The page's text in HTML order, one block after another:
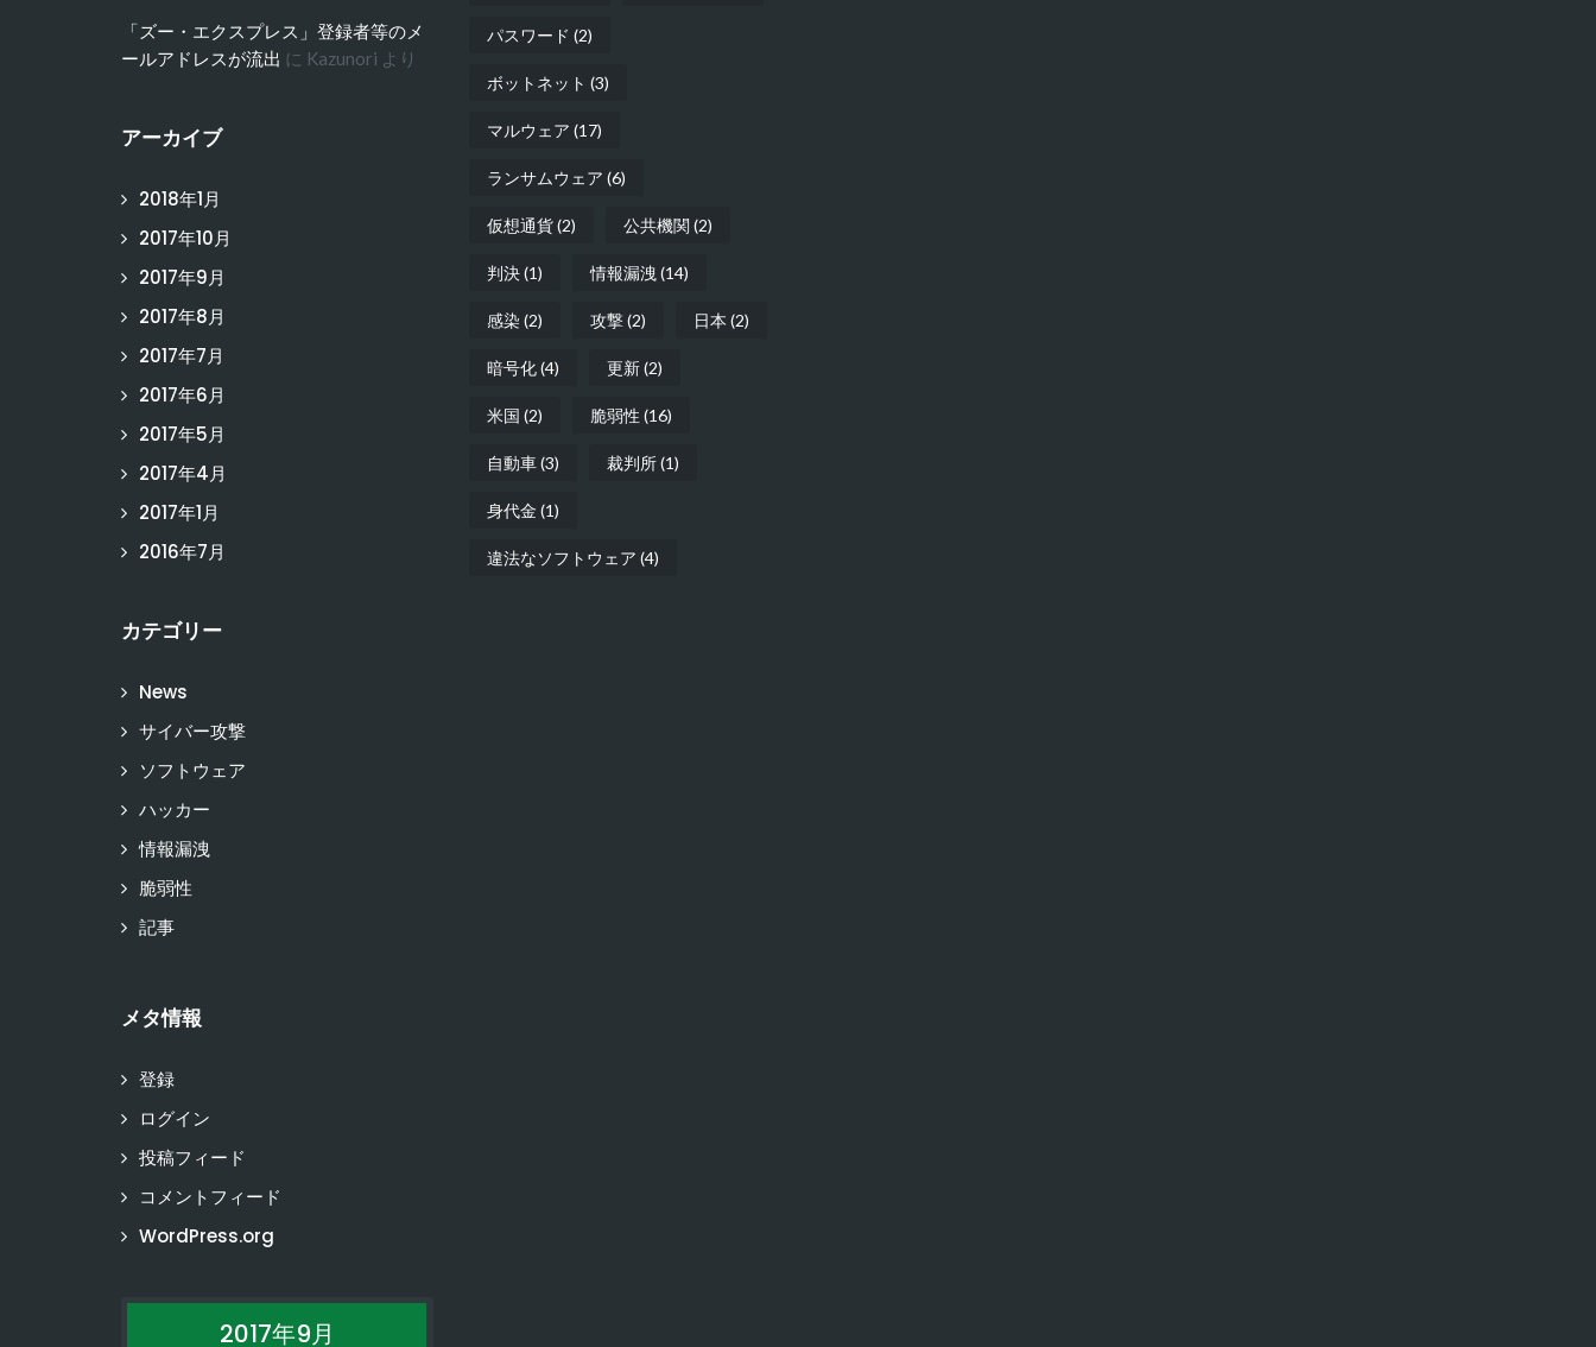
「ズー・エクスプレス」登録者等のメ
ールアドレスが流出 に Kazunori より
アーカイブ
2018年1月
2017年10月
2017年9月
2017年8月
2017年7月
2017年6月
2017年5月
2017年4月
2017年1月
2016年7月
カテゴリー
News
サイバー攻撃
ソフトウェア
ハッカー
情報漏洩
脆弱性
記事
メタ情報
登録
ログイン
投稿フィード
コメントフィード
WordPress.org
2017年9月
パスワード (2)
ボットネット (3)
マルウェア (17)
ランサムウェア (6)
仮想通貨(2) 公共機関 (2)
判決(1) 情報漏洩 (14)
感染 (2) 攻撃(2) 日本 (2)
暗号化(4) 更新(2)
米国 (2) 脆弱性 (16)
自動車(3) 裁判所(1)
身代金 (1)
違法なソフトウェア (4)